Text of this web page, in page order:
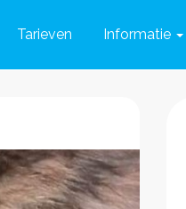
Tarieven Informatie